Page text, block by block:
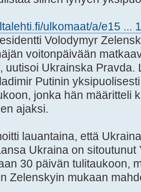
ulkomaat/a/e15 ...
Volodymyr
voitonpäivään
uutisoi Ukrainska Pravda.
Putinin
jonka hän määritteli
ajaksi.
lauantaina, että
Ukraina on sitoutunut
30 päivän tulitaukoon,
Zelenskyin mukaan